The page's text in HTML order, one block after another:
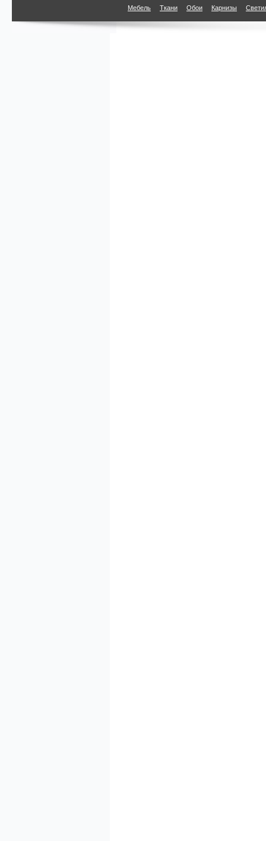
Мебель Ткани Обои Карнизы